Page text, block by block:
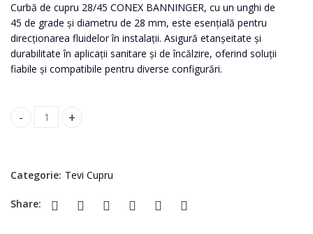
Curbă de cupru 28/45 CONEX BANNINGER, cu un unghi de
45 de grade și diametru de 28 mm, este esențială pentru
direcționarea fluidelor în instalații. Asigură etanșeitate și
durabilitate în aplicații sanitare și de încălzire, oferind soluții
fiabile și compatibile pentru diverse configurări.
Curbă cupru FF 28/45 quantity
Categorie: Tevi Cupru
Share: